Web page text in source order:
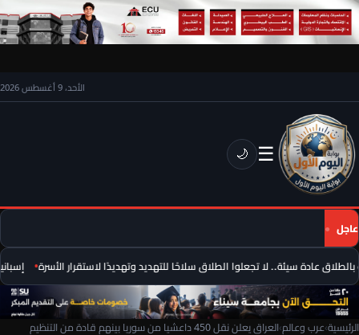
الأحد، 9 أغسطس 2026
☰
🌙
عاجل
عادة سيئة.. لا تجعلوا الطلاق سلاحًا للتهديد وتهديدًا لاستقرار الأسرة
الرئيسية›عرب وعالم›العراق يعلن نقل 450 داعشيا من سوريا بينهم قادة من التنظيم